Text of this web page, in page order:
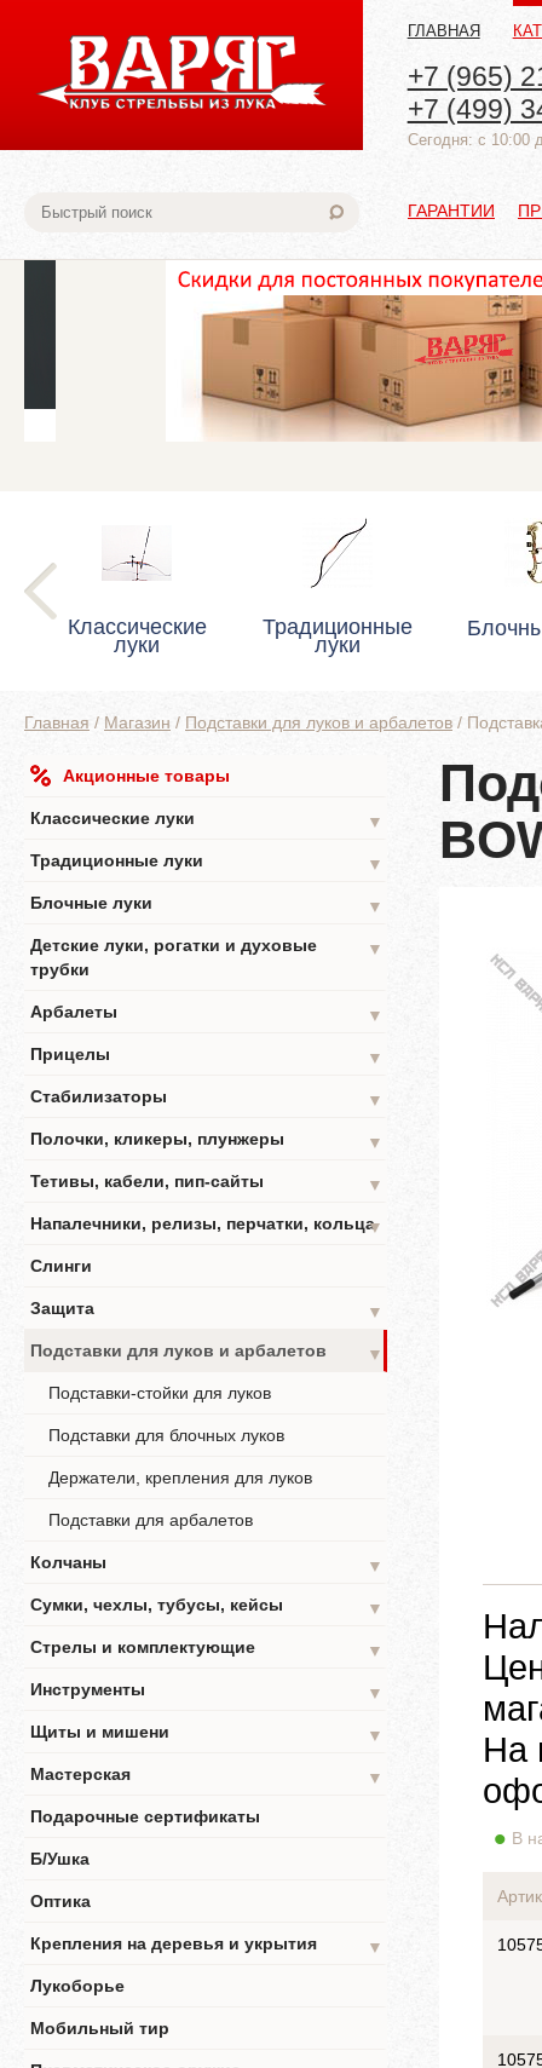
ГЛАВНАЯ
+7 (965)
+7 (499)
Cегодня: с 10:00
ГАРАНТИИ
Классические
луки
Традиционные
луки
Главная / Магазин / Подставки для луков и арбалетов /
Акционные товары
Классические луки
▼
Традиционные луки
▼
Блочные луки
▼
Детские луки, рогатки и духовые
трубки
▼
Арбалеты
▼
Прицелы
▼
Стабилизаторы
▼
Полочки, кликеры, плунжеры
▼
Тетивы, кабели, пип-сайты
▼
Напалечники, релизы, перчатки, кольца▼
Слинги
Защита
▼
Подставки для луков и арбалетов
▼
Подставки-стойки для луков
Подставки для блочных луков
Держатели, крепления для луков
Подставки для арбалетов
Колчаны
▼
Сумки, чехлы, тубусы, кейсы
▼
Стрелы и комплектующие
▼
Инструменты
▼
Щиты и мишени
▼
Мастерская
▼
Подарочные сертификаты
Б/Ушка
Оптика
Крепления на деревья и укрытия
▼
Лукоборье
Мобильный тир
На
В